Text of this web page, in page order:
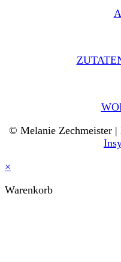
© Melanie Zechmeister |
×
Warenkorb